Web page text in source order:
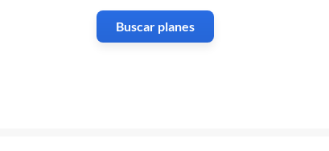
Buscar planes